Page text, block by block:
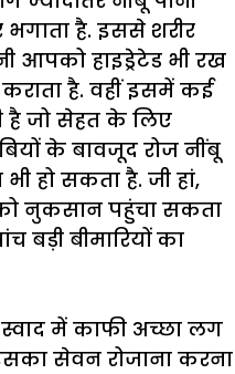
भगाता है. इससे शरीर
आपको हाइड्रेटेड भी रख
है. वहीं इसमें कई
है जो सेहत के लिए
के बावजूद रोज नींबू
हो सकता है. जी हां,
नुकसान पहुंचा सकता
बीमारियों का
में काफी अच्छा लग
सेवन रोजाना करना